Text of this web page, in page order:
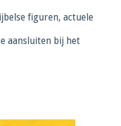
figuren, actuele
aansluiten bij het